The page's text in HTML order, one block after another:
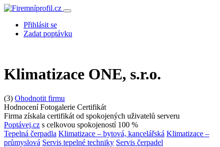
Přihlásit se
Zadat poptávku
Klimatizace ONE, s.r.o.
(3) Ohodnotit firmu
Hodnocení Fotogalerie Certifikát
Firma získala certifikát od spokojených uživatelů serveru
Poptávej.cz s celkovou spokojeností 100 %
Tepelná čerpadla Klimatizace – bytová, kancelářská Klimatizace –
průmyslová Servis tepelné techniky Servis čerpadel